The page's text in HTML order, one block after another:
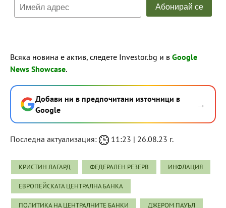
Всяка новина е актив, следете Investor.bg и в Google
News Showcase.
Добави ни в предпочитани източници в
Google
→
Последна актуализация: 11:23 | 26.08.23 г.
КРИСТИН ЛАГАРД ФЕДЕРАЛЕН РЕЗЕРВ ИНФЛАЦИЯ
ЕВРОПЕЙСКАТА ЦЕНТРАЛНА БАНКА
ПОЛИТИКА НА ЦЕНТРАЛНИТЕ БАНКИ ДЖЕРОМ ПАУЪЛ